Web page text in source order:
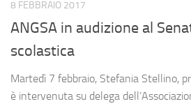
8 FEBBRAIO 2017
ANGSA in audizione al
scolastica
Martedì 7 febbraio, Stefania Stellino,
è intervenuta su delega